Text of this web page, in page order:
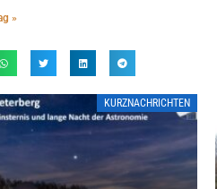
»
KURZNACHRICHTEN